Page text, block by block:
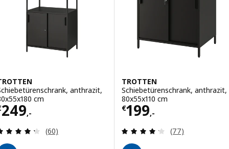
anthrazit,
cm
249,-€ 249,-
Überprüfung: 4.3 aus 5 sterne. Bewertungen
(60)
TROTTEN
Schiebetürenschrank, anthrazit,
80x55x110 cm
€199,-
Preis € 199,-
Überprüfung:
(77)